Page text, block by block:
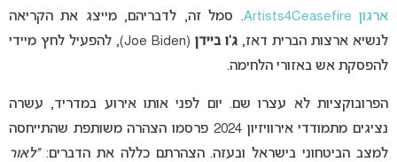
ארגון Artists4Ceasefire
. סמל זה, לדבריהם, מייצג את הקריאה
לנשיא ארצות הברית דאז, ג’ו ביידן
(Joe Biden), להפעיל לחץ מיידי
להפסקת אש באזורי הלחימה.
הפרובוקציות לא עצרו שם. יום לפני אותו אירוע במדריד, עשרה
נציגים מתמודדי אירוויזיון 2024 פרסמו הצהרה משותפת שהתייחסה
למצב הביטחוני בישראל ובעזה. הצהרתם כללה את הדברים:“לאור